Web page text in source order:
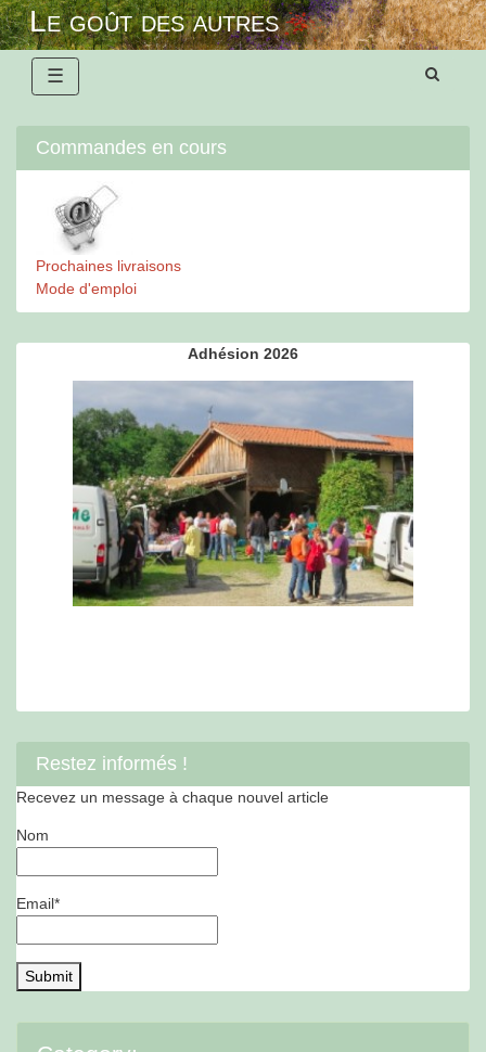
Skip
to
content
Le goût des autres
☰
Commandes en cours
Prochaines livraisons
Mode d'emploi
Adhésion 2026
Restez informés !
Recevez un message à chaque nouvel article
Nom
Email*